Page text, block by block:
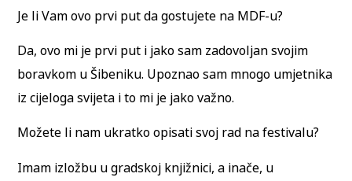
Je li Vam ovo prvi put da gostujete na MDF-u?
Da, ovo mi je prvi put i jako sam zadovoljan svojim
boravkom u Šibeniku. Upoznao sam mnogo umjetnika
iz cijeloga svijeta i to mi je jako važno.
Možete li nam ukratko opisati svoj rad na festivalu?
Imam izložbu u gradskoj knjižnici, a inače, u